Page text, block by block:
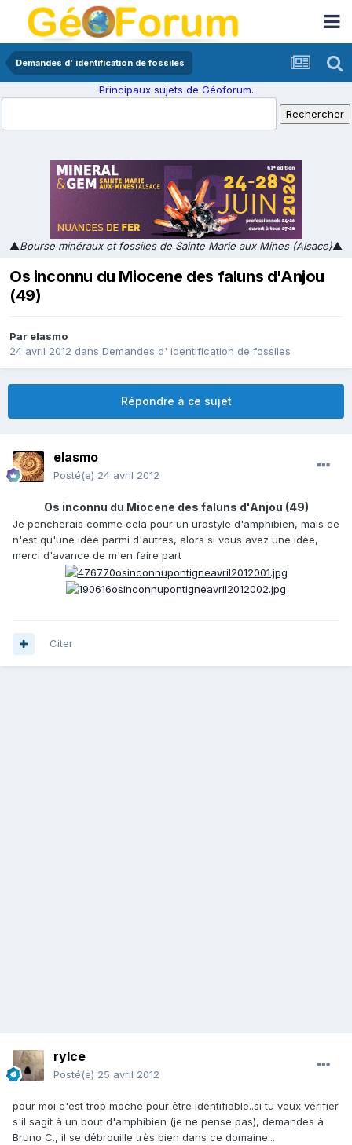
Demandes d' identification de fossiles
Principaux sujets de Géoforum.
▲Bourse minéraux et fossiles de Sainte Marie aux Mines (Alsace)▲
Os inconnu du Miocene des faluns d'Anjou
(49)
Par elasmo
24 avril 2012 dans Demandes d' identification de fossiles
Répondre à ce sujet
elasmo
Posté(e) 24 avril 2012
Os inconnu du Miocene des faluns d'Anjou (49)
Je pencherais comme cela pour un urostyle d'amphibien, mais ce
n'est qu'une idée parmi d'autres, alors si vous avez une idée,
merci d'avance de m'en faire part
Citer
rylce
Posté(e) 25 avril 2012
pour moi c'est trop moche pour être identifiable..si tu veux vérifier
s'il sagit à un bout d'amphibien (je ne pense pas), demandes à
Bruno C., il se débrouille très bien dans ce domaine...